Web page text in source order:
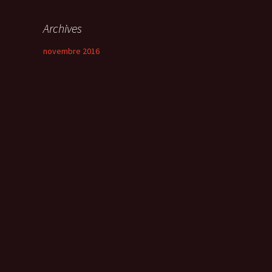
Archives
novembre 2016